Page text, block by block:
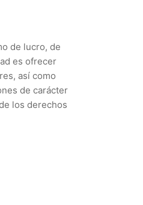
de lucro, de
es ofrecer
así como
de carácter
los derechos